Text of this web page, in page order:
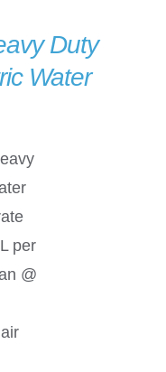
Duty
Water
per
@